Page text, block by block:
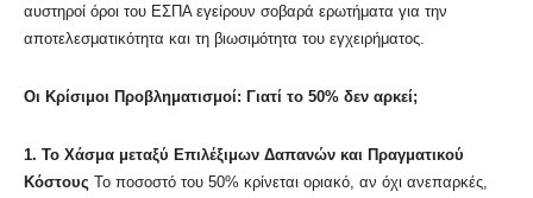
αυστηροί όροι του ΕΣΠΑ εγείρουν σοβαρά ερωτήματα για την
αποτελεσματικότητα και τη βιωσιμότητα του εγχειρήματος.
Οι Κρίσιμοι Προβληματισμοί: Γιατί το 50% δεν αρκεί;
1. Το Χάσμα μεταξύ Επιλέξιμων Δαπανών και Πραγματικού
Κόστους Το ποσοστό του 50% κρίνεται οριακό, αν όχι ανεπαρκές,